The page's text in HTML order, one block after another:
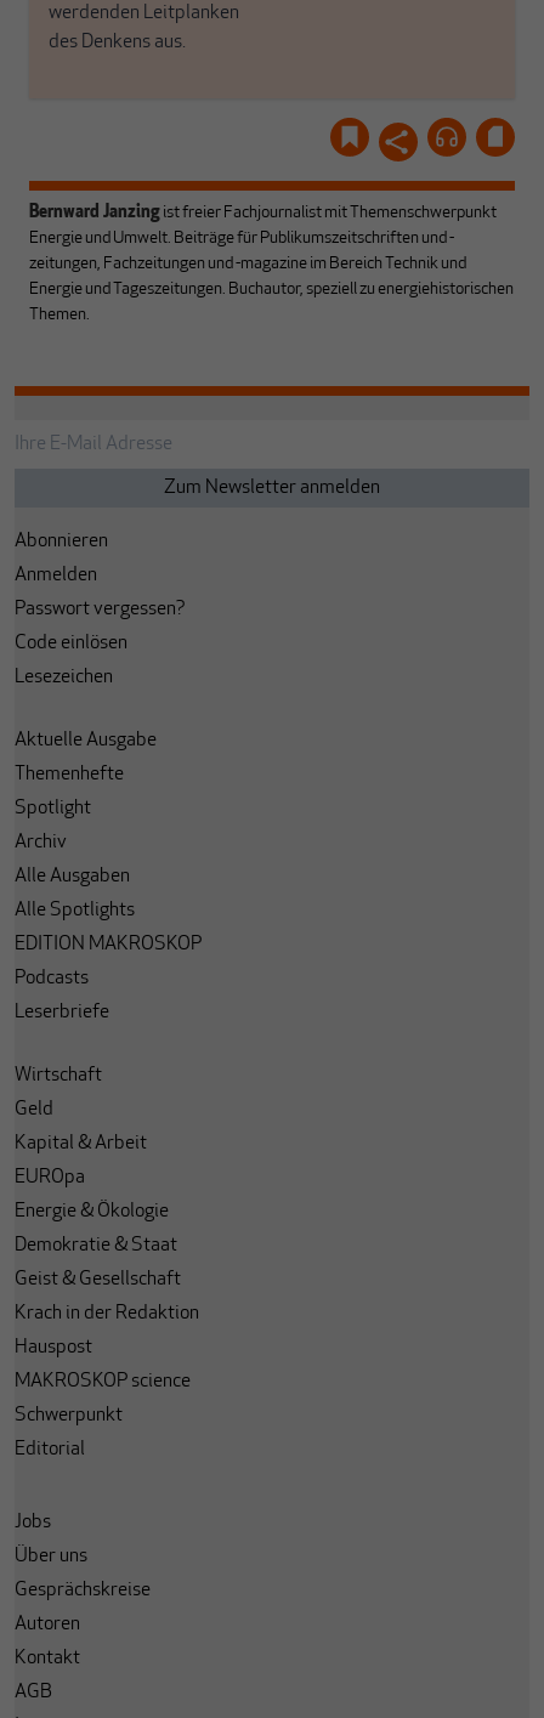
werdenden Leitplanken
des Denkens aus.
Bernward Janzing ist freier Fachjournalist mit Themenschwerpunkt
Energie und Umwelt. Beiträge für Publikumszeitschriften und -
zeitungen, Fachzeitungen und -magazine im Bereich Technik und
Energie und Tageszeitungen. Buchautor, speziell zu energiehistorischen
Themen.
Abonnieren
Anmelden
Passwort vergessen?
Code einlösen
Lesezeichen
Aktuelle Ausgabe
Themenhefte
Spotlight
Archiv
Alle Ausgaben
Alle Spotlights
EDITION MAKROSKOP
Podcasts
Leserbriefe
Wirtschaft
Geld
Kapital & Arbeit
EUROpa
Energie & Ökologie
Demokratie & Staat
Geist & Gesellschaft
Krach in der Redaktion
Hauspost
MAKROSKOP science
Schwerpunkt
Editorial
Jobs
Über uns
Gesprächskreise
Autoren
Kontakt
AGB